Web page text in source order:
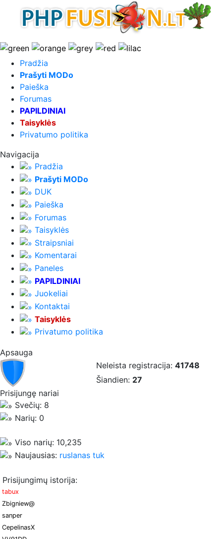
Pradžia
Prašyti MODo
Paieška
Forumas
PAPILDINIAI
Taisyklės
Privatumo politika
Navigacija
Pradžia
Prašyti MODo
DUK
Paieška
Forumas
Taisyklės
Straipsniai
Komentarai
Paneles
PAPILDINIAI
Juokeliai
Kontaktai
Taisyklės
Privatumo politika
Apsauga
Neleista registracija: 41748
Šiandien: 27
Prisijungę nariai
Svečių: 8
Narių: 0
Viso narių: 10,235
Naujausias: ruslanas tuk
Prisijungimų istorija:
tabux
Zbigniew@
sanper
CepelinasX